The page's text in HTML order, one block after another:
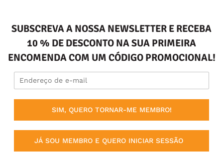
SUBSCREVA A NOSSA NEWSLETTER E RECEBA
10 % DE DESCONTO NA SUA PRIMEIRA
ENCOMENDA COM UM CÓDIGO PROMOCIONAL!
SIM, QUERO TORNAR-ME MEMBRO!
JÁ SOU MEMBRO E QUERO INICIAR SESSÃO